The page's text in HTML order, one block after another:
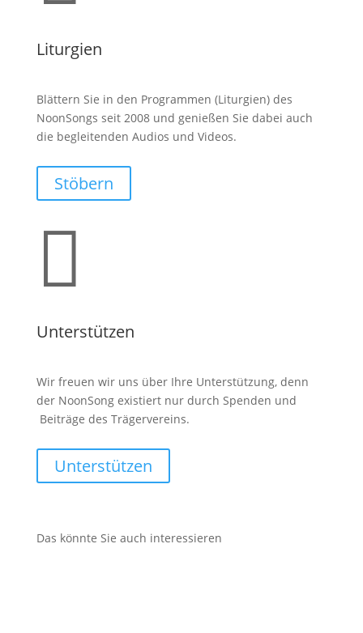
Liturgien
Blättern Sie in den Programmen (Liturgien) des
NoonSongs seit 2008 und genießen Sie dabei auch
die begleitenden Audios und Videos.
Stöbern

Unterstützen
Wir freuen wir uns über Ihre Unterstützung, denn
der NoonSong existiert nur durch Spenden und
Beiträge des Trägervereins.
Unterstützen
Das könnte Sie auch interessieren